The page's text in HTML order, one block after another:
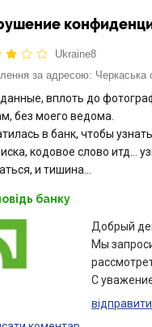
Ukraine8
за адресою: Черкаська
вплоть до
без моего ведома.
в банк, чтобы
кодовое слово итд…
и тишина…
банку
Добрый
Мы
С